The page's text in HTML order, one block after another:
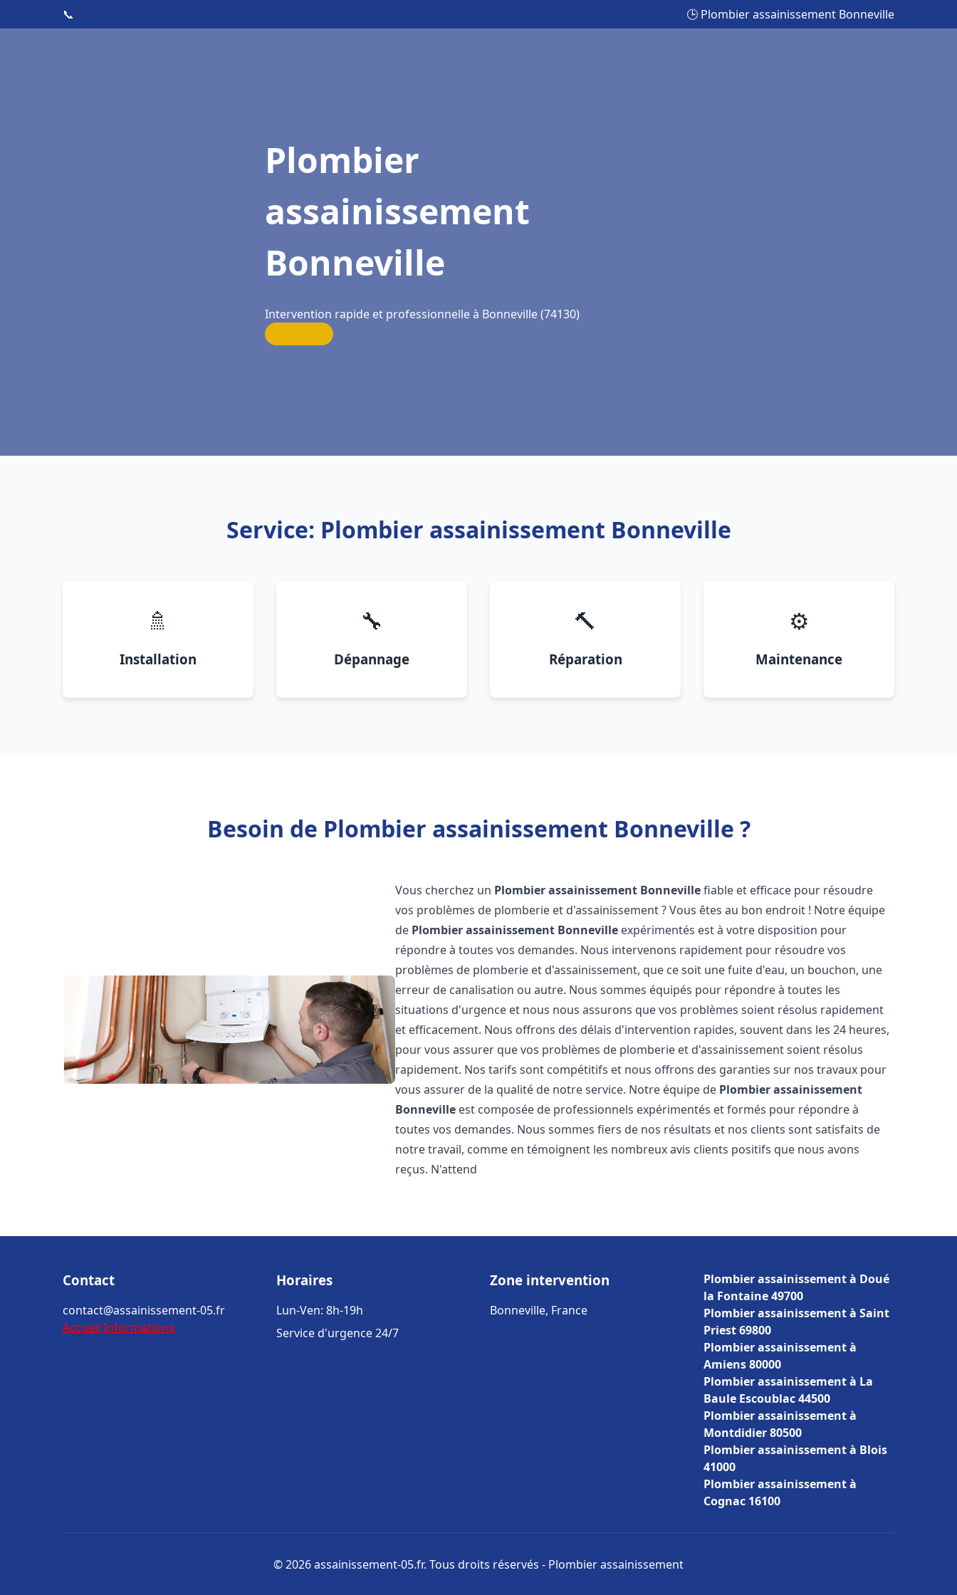
📞 🕒 Plombier assainissement Bonneville
Plombier
assainissement
Bonneville
Intervention rapide et professionnelle à Bonneville (74130)
Service: Plombier assainissement Bonneville
🚿
Installation
🔧
Dépannage
🔨
Réparation
⚙️
Maintenance
Besoin de Plombier assainissement Bonneville ?
Vous cherchez un Plombier assainissement Bonnevillefiable et efficace pour résoudre
vos problèmes de plomberie et d'assainissement ? Vous êtes au bon endroit ! Notre équipe
de Plombier assainissement Bonneville expérimentés est à votre disposition pour
répondre à toutes vos demandes. Nous intervenons rapidement pour résoudre vos
problèmes de plomberie et d'assainissement, que ce soit une fuite d'eau, un bouchon, une
erreur de canalisation ou autre. Nous sommes équipés pour répondre à toutes les
situations d'urgence et nous nous assurons que vos problèmes soient résolus rapidement
et efficacement. Nous offrons des délais d'intervention rapides, souvent dans les 24 heures,
pour vous assurer que vos problèmes de plomberie et d'assainissement soient résolus
rapidement. Nos tarifs sont compétitifs et nous offrons des garanties sur nos travaux pour
vous assurer de la qualité de notre service. Notre équipe de Plombier assainissement
Bonneville est composée de professionnels expérimentés et formés pour répondre à
toutes vos demandes. Nous sommes fiers de nos résultats et nos clients sont satisfaits de
notre travail, comme en témoignent les nombreux avis clients positifs que nous avons
reçus. N'attend
Contact
contact@assainissement-05.fr
Accueil Informations
Horaires
Lun-Ven: 8h-19h
Service d'urgence 24/7
Zone intervention
Bonneville, France
Plombier assainissement à Doué
la Fontaine 49700
Plombier assainissement à Saint
Priest 69800
Plombier assainissement à
Amiens 80000
Plombier assainissement à La
Baule Escoublac 44500
Plombier assainissement à
Montdidier 80500
Plombier assainissement à Blois
41000
Plombier assainissement à
Cognac 16100
© 2026 assainissement-05.fr. Tous droits réservés - Plombier assainissement